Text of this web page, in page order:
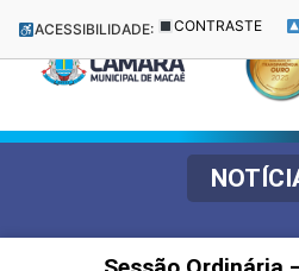
ACESSIBILIDADE: CONTRASTE